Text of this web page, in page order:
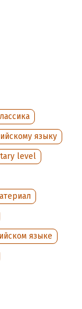
языку
level
языке